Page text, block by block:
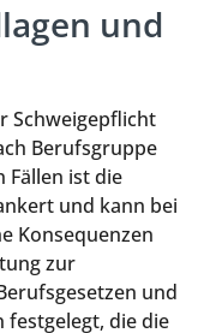
und
Schweigepflicht
Berufsgruppe
Fällen ist die
und kann bei
Konsequenzen
zur
und
festgelegt, die die